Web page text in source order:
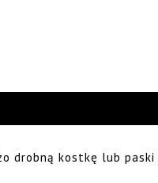
drobną kostkę lub paski